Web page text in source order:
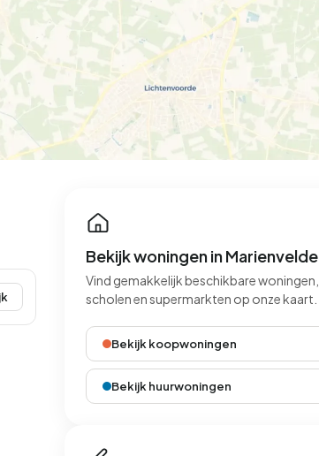
Bekijk woningen in Marienvelde
Vind gemakkelijk beschikbare woningen,
scholen en supermarkten op onze kaart.
Bekijk koopwoningen
Bekijk huurwoningen